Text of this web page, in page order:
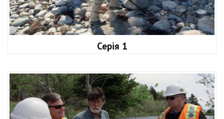
Серія 1